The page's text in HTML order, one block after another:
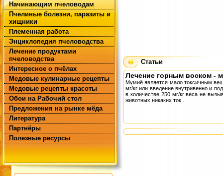
Начинающим пчеловодам
Пчелиные болезни, паразиты и
хищники
Племенная работа
Энциклопедия пчеловодства
Лечение продуктами
пчеловодства
Интересное о пчёлах
Медовые кулинарные рецепты
Медовые рецепты красоты
Обои на Рабочий стол
Предложения на рынке мёда
Литература
Партнёры
Полезные ресурсы
Статьи
Лечение горным воском -
Мумиё является мало токсичным
мг/кг или введение внутривенно и
в количестве 250 мг/кг веса не
животных никаких ток...